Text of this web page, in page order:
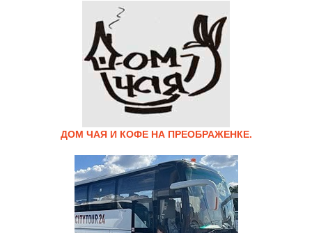
ДОМ ЧАЯ И КОФЕ НА ПРЕОБРАЖЕНКЕ.